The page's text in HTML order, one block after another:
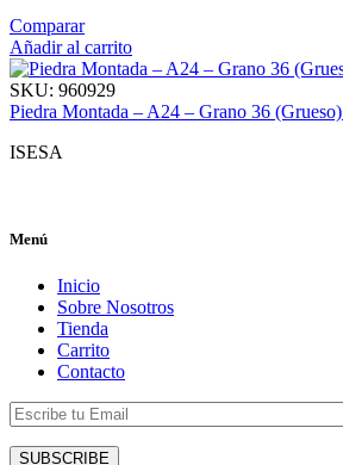
Comparar
Añadir al carrito
SKU: 960929
Piedra Montada – A24 – Grano 36 (Grueso)
ISESA
Menú
Inicio
Sobre Nosotros
Tienda
Carrito
Contacto